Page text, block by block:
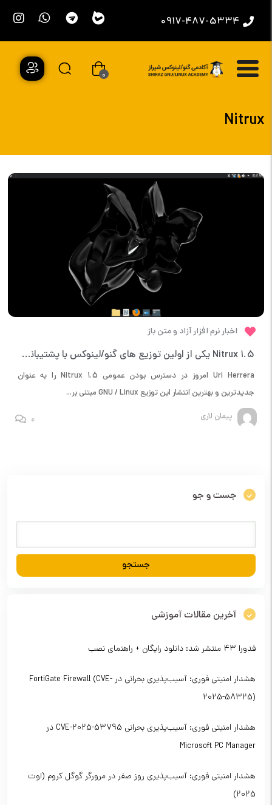
0917-487-5334
0
Nitrux
اخبار نرم افزار آزاد و متن باز
Nitrux 1.5 یکی از اولین توزیع های گنو/لینوکس با پشتیبانی از هسته لینوکس 5.13 و KDE Plasma 5.22
Uri Herrera امروز در دسترس بودن عمومی Nitrux 1.5 را به عنوان
جدیدترین و بهترین انتشار این توزیع GNU / Linux مبتنی بر...
پیمان لاری
0
جست و جو
آخرین مقالات آموزشی
فدورا ۴۳ منتشر شد: دانلود رایگان + راهنمای نصب
هشدار امنیتی فوری: آسیب‌پذیری بحرانی در FortiGate Firewall (CVE-
2025-58325)
هشدار امنیتی فوری: آسیب‌پذیری بحرانی CVE-2025-53795 در
Microsoft PC Manager
هشدار امنیتی فوری: آسیب‌پذیری روز صفر در مرورگر گوگل کروم (اوت
2025)